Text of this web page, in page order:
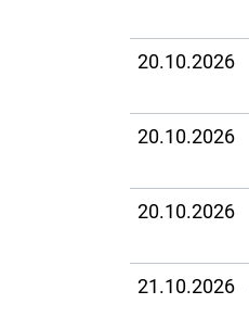
20.10.2026
20.10.2026
20.10.2026
21.10.2026